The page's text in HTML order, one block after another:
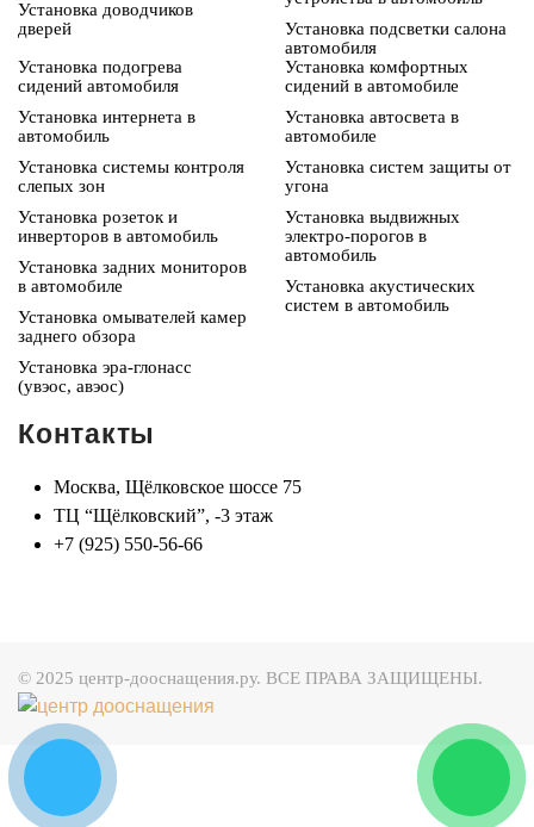
Установка доводчиков
дверей
Установка подсветки салона
автомобиля
Установка подогрева
сидений автомобиля
Установка интернета в
автомобиль
Установка системы контроля
слепых зон
Установка розеток и
инверторов в автомобиль
Установка задних мониторов
в автомобиле
Установка омывателей камер
заднего обзора
Установка эра-глонасс
(увэос, авэос)
Установка комфортных
сидений в автомобиле
Установка автосвета в
автомобиле
Установка систем защиты от
угона
Установка выдвижных
электро-порогов в
автомобиль
Установка акустических
систем в автомобиль
Контакты
Москва, Щёлковское шоссе 75
ТЦ “Щёлковский”, -3 этаж
+7 (925) 550-56-66
© 2025 центр-дооснащения.ру. ВСЕ ПРАВА ЗАЩИЩЕНЫ.